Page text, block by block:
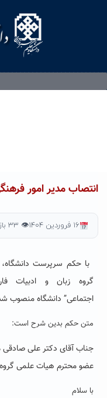
انتصاب مدیر امور
۱۶ فروردین ۱۴۰۴ 👁 ۳۳ بازدید
با حکم سرپرست دانشگاه،
گروه زبان و ادبیات
اجتماعی” دانشگاهمنصوب
متن حکم بدین شرح است:
جناب آقای دکتر علی
عضو محترم هیات علمی گروه
با سلام